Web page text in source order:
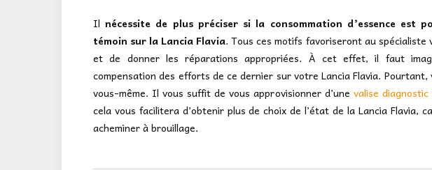
Ilnécessite de plus préciser si la consommation d’essence est
témoin sur la Lancia Flavia. Tous ces motifs favoriseront au spécialiste
et de donner les réparations appropriées. À cet effet, il faut
compensation des efforts de ce dernier sur votre Lancia Flavia.
vous-même. Il vous suffit de vous approvisionner d’une valise
cela vous facilitera d’obtenir plus de choix de l’état de la Lancia Flavia,
acheminer à brouillage.